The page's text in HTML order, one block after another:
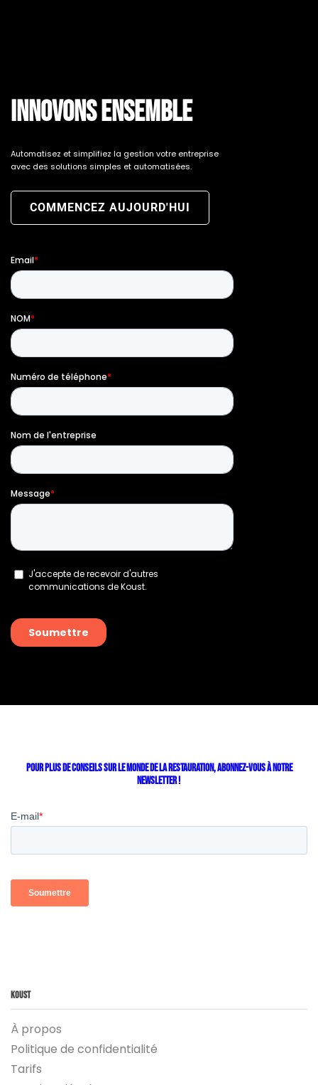
Innovons ensemble
Automatisez et simplifiez la gestion votre entreprise
avec des solutions simples et automatisées.
COMMENCEZ AUJOURD'HUI
Pour plus de conseils sur le monde de la restauration, abonnez-vous à notre
newsletter ! ‍
Koust
À propos
Politique de confidentialité
Tarifs